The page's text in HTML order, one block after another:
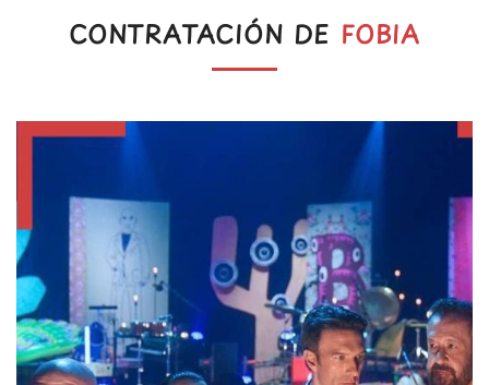
CONTRATACIÓN DE FOBIA